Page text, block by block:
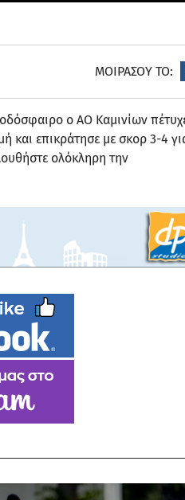
ΜΟΙΡΑΣΟΥ ΤΟ:
ο ΑΟ Καμινίων
και επικράτησε με σκορ 3-4
ολόκληρη την